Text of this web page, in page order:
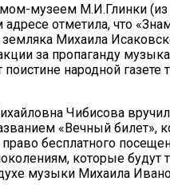
музеем М.И.Глинки (из
отметила, что
Михаила
за пропаганду
народной
Чибисова
«Вечный билет»,
право бесплатного
которые будут
музыки Михаила